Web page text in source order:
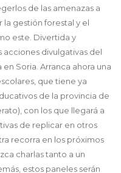
de las amenazas a
la gestión forestal y el
este. Divertida y
acciones divulgativas del
Soria. Arranca ahora una
que tiene ya
de la provincia de
con los que llegará a
de replicar en otros
recorra en los próximos
charlas tanto a un
estos paneles serán